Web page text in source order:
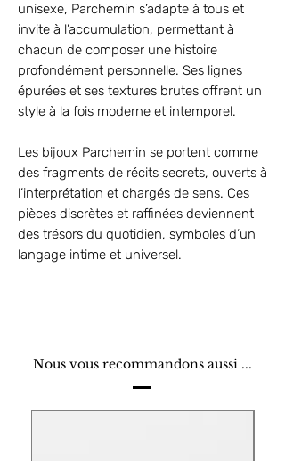
unisexe, Parchemin s’adapte à tous et
invite à l’accumulation, permettant à
chacun de composer une histoire
profondément personnelle. Ses lignes
épurées et ses textures brutes offrent un
style à la fois moderne et intemporel.
Les bijoux Parchemin se portent comme
des fragments de récits secrets, ouverts à
l’interprétation et chargés de sens. Ces
pièces discrètes et raffinées deviennent
des trésors du quotidien, symboles d’un
langage intime et universel.
Nous vous recommandons aussi ...